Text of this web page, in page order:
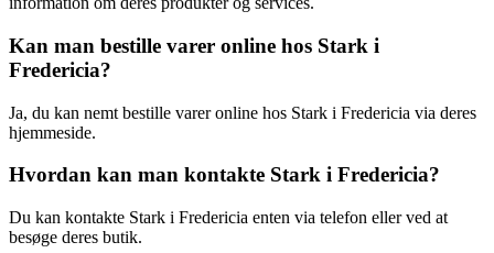
Kan man bestille varer online hos Stark i
Fredericia?
Ja, du kan nemt bestille varer online hos Stark i Fredericia via deres
hjemmeside.
Hvordan kan man kontakte Stark i Fredericia?
Du kan kontakte Stark i Fredericia enten via telefon eller ved at
besøge deres butik.